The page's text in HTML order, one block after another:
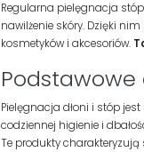
Regularna pielęgnacja
nawilżenie skóry. Dzięki
kosmetyków i akcesoriów.
Pielęgnacja dłoni i stóp
codziennej higienie i
Te produkty